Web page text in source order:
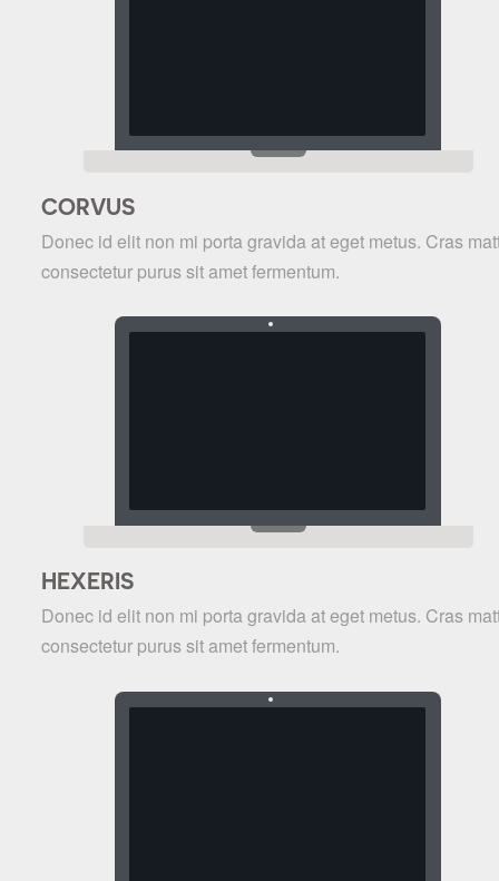
CORVUS
Donec id elit non mi porta gravida at eget metus. Cras
consectetur purus sit amet fermentum.
HEXERIS
Donec id elit non mi porta gravida at eget metus. Cras
consectetur purus sit amet fermentum.